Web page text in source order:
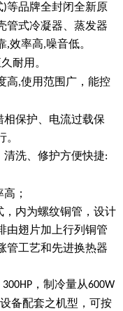
)等品牌全封闭全新原
管式冷凝器、蒸发器
,效率高,噪音低。
耐用。
高,使用范围广，能控
保护、电流过载保
洗、修护方便快捷:
；
内为螺纹铜管，设计
由翅片加上行列铜管
管工艺和先进换热器
300HP ，制冷量从600W
备配套之机型，可按